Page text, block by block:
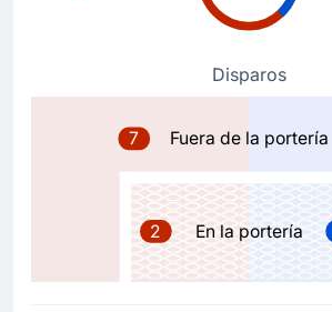
Josh Laurent entra por Chimuanya
Cambio de jugador
Hannibal Mejbri
Disparos
7 Fuera de la portería
2 En la portería